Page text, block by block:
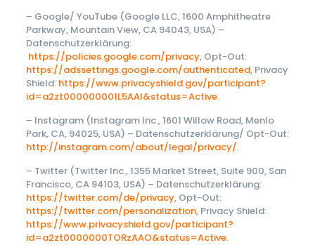
– Google/ YouTube (Google LLC, 1600 Amphitheatre
Parkway, Mountain View, CA 94043, USA) –
Datenschutzerklärung:
https://policies.google.com/privacy, Opt-Out:
https://adssettings.google.com/authenticated, Privacy
Shield: https://www.privacyshield.gov/participant?
id=a2zt000000001L5AAI&status=Active.
– Instagram (Instagram Inc., 1601 Willow Road, Menlo
Park, CA, 94025, USA) – Datenschutzerklärung/ Opt-Out:
http://instagram.com/about/legal/privacy/.
– Twitter (Twitter Inc., 1355 Market Street, Suite 900, San
Francisco, CA 94103, USA) – Datenschutzerklärung:
https://twitter.com/de/privacy, Opt-Out:
https://twitter.com/personalization, Privacy Shield:
https://www.privacyshield.gov/participant?
id=a2zt0000000TORzAAO&status=Active.